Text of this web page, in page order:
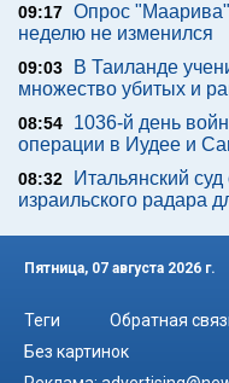
09:17 Опрос
неделю не изменился
09:03
В Таиланде
множество убитых и
08:54
1036-й день
операции в Иудее и
08:32
Итальянский
израильского радара
Пятница, 07 августа 2026 г.
Теги Обратная
Без картинок